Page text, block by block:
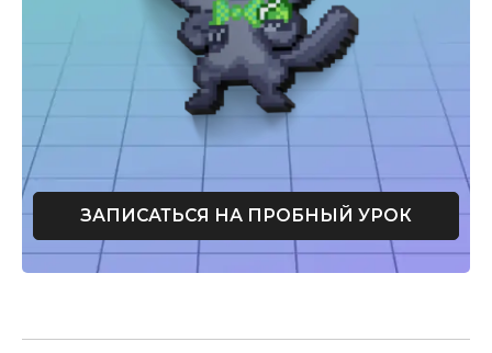
ЗАПИСАТЬСЯ НА ПРОБНЫЙ УРОК